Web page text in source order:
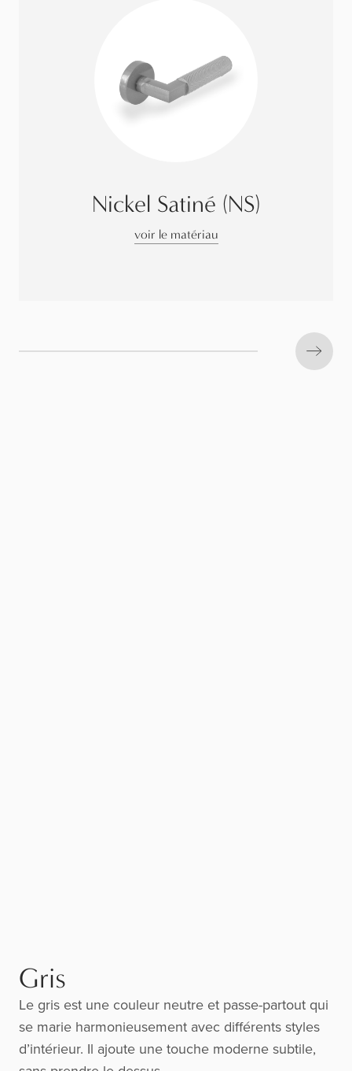
Nickel Satiné (NS)
voir le matériau
Next
Gris
Le gris est une couleur neutre et passe-partout qui
se marie harmonieusement avec différents styles
d’intérieur. Il ajoute une touche moderne subtile,